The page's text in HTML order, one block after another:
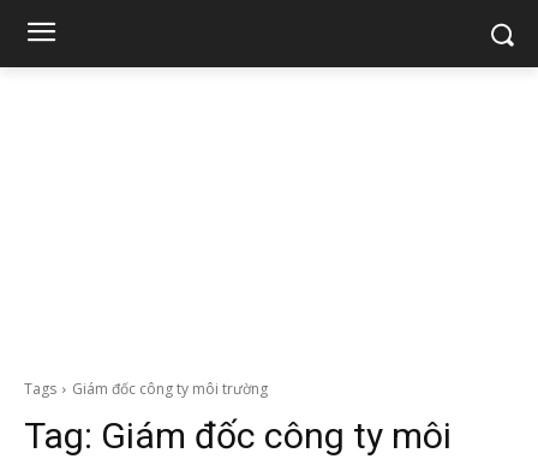
Tags Giám đốc công ty môi trường
Tag: Giám đốc công ty môi